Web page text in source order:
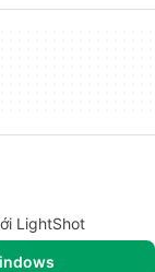
LightShot